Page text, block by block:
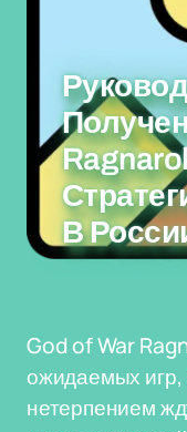
В
God of War
ожидаемых игр,
нетерпением